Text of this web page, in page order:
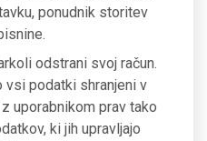
ponudnik storitev
odstrani svoj račun.
vsi podatki shranjeni v
uporabnikom prav tako
ki jih upravljajo